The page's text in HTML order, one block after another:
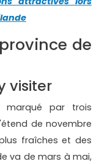
de
visiter
marqué par trois
de novembre
fraîches et des
va de mars à mai,